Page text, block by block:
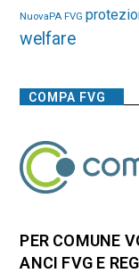
NuovaPA FVG
welfare
COMPA FVG
PER COMUNE
ANCI FVG E